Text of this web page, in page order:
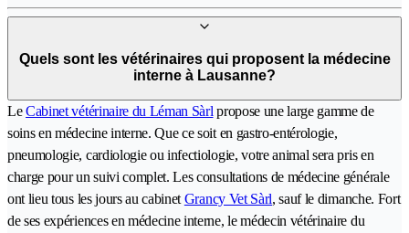
Quels sont les vétérinaires qui proposent la médecine
interne à Lausanne?
LeCabinet vétérinaire du Léman Sàrl propose une large gamme de
soins en médecine interne. Que ce soit en gastro-entérologie,
pneumologie, cardiologie ou infectiologie, votre animal sera pris en
charge pour un suivi complet. Les consultations de médecine générale
ont lieu tous les jours au cabinet Grancy Vet Sàrl, sauf le dimanche. Fort
de ses expériences en médecine interne, le médecin vétérinaire du